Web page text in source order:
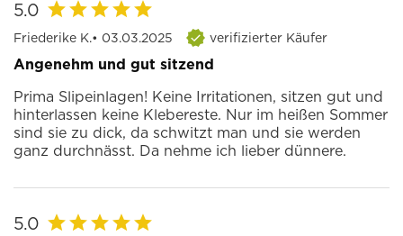
5.0
Friederike K.• 03.03.2025 verifizierter Käufer
Angenehm und gut sitzend
Prima Slipeinlagen! Keine Irritationen, sitzen gut und
hinterlassen keine Klebereste. Nur im heißen Sommer
sind sie zu dick, da schwitzt man und sie werden
ganz durchnässt. Da nehme ich lieber dünnere.
5.0